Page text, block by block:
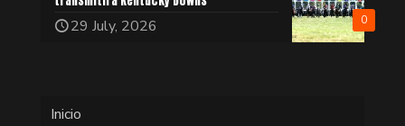
0
29 July, 2026
Inicio